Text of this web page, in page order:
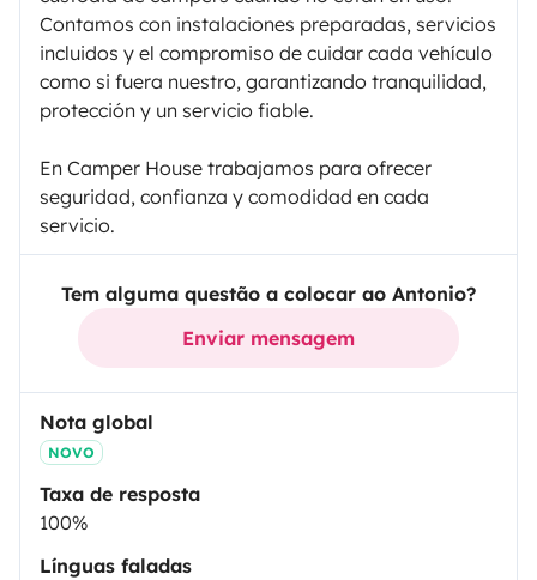
Contamos con instalaciones preparadas, servicios
incluidos y el compromiso de cuidar cada vehículo
como si fuera nuestro, garantizando tranquilidad,
protección y un servicio fiable.
En Camper House trabajamos para ofrecer
seguridad, confianza y comodidad en cada
servicio.
Tem alguma questão a colocar ao Antonio?
Enviar mensagem
Nota global
NOVO
Taxa de resposta
100%
Línguas faladas